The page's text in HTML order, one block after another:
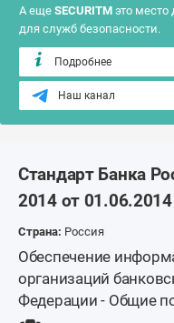
А еще SECURITM это
для служб безопасности.
Подробнее
Наш канал
Стандарт Банка
2014 от 01.06.2014
Страна: Россия
Обеспечение
организаций
Федерации - Общие